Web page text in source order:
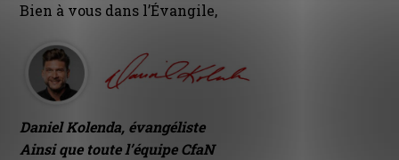
Bien à vous dans l’Évangile,
Daniel Kolenda, évangéliste
Ainsi que toute l’équipe CfaN